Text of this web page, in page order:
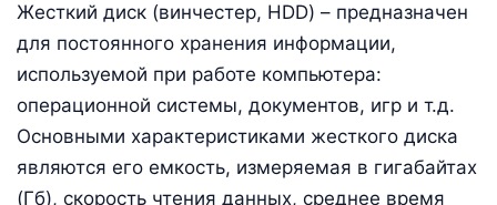
Жесткий диск (винчестер, HDD) – предназначен
для постоянного хранения информации,
используемой при работе компьютера:
операционной системы, документов, игр и т.д.
Основными характеристиками жесткого диска
являются его емкость, измеряемая в гигабайтах
(Гб), скорость чтения данных, среднее время